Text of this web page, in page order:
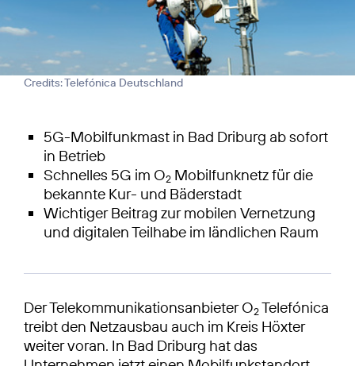
Credits: Telefónica Deutschland
5G-Mobilfunkmast in Bad Driburg ab sofort
in Betrieb
Schnelles 5G im O2 Mobilfunknetz für die
bekannte Kur- und Bäderstadt
Wichtiger Beitrag zur mobilen Vernetzung
und digitalen Teilhabe im ländlichen Raum
Der Telekommunikationsanbieter O2Telefónica
treibt den Netzausbau auch im Kreis Höxter
weiter voran. In Bad Driburg hat das